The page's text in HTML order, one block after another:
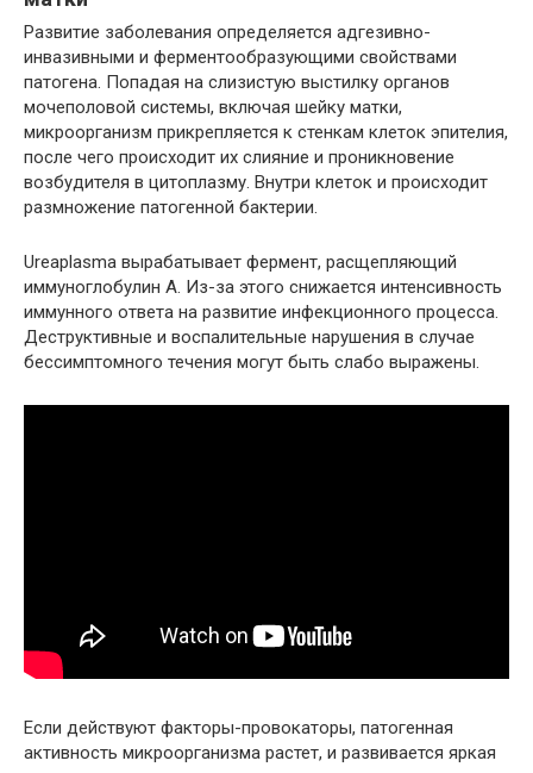
Развитие заболевания определяется адгезивно-
инвазивными и ферментообразующими свойствами
патогена. Попадая на слизистую выстилку органов
мочеполовой системы, включая шейку матки,
микроорганизм прикрепляется к стенкам клеток эпителия,
после чего происходит их слияние и проникновение
возбудителя в цитоплазму. Внутри клеток и происходит
размножение патогенной бактерии.
Ureaplasma вырабатывает фермент, расщепляющий
иммуноглобулин А. Из-за этого снижается интенсивность
иммунного ответа на развитие инфекционного процесса.
Деструктивные и воспалительные нарушения в случае
бессимптомного течения могут быть слабо выражены.
Если действуют факторы-провокаторы, патогенная
активность микроорганизма растет, и развивается яркая